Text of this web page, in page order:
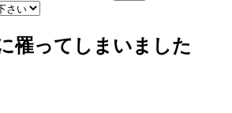
罹ってしまいました